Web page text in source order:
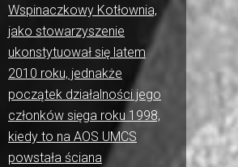
Wspinaczkowy Kotłownia,
jako stowarzyszenie
ukonstytuował się latem
2010 roku, jednakże
początek działalności jego
członków sięga roku 1998,
kiedy to na AOS UMCS
powstała ściana